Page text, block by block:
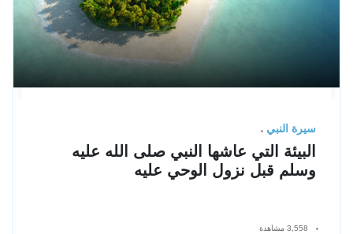
سيرة النبي
البيئة التي عاشها النبي صلى الله عليه
وسلم قبل نزول الوحي عليه
3,558 مشاهدة